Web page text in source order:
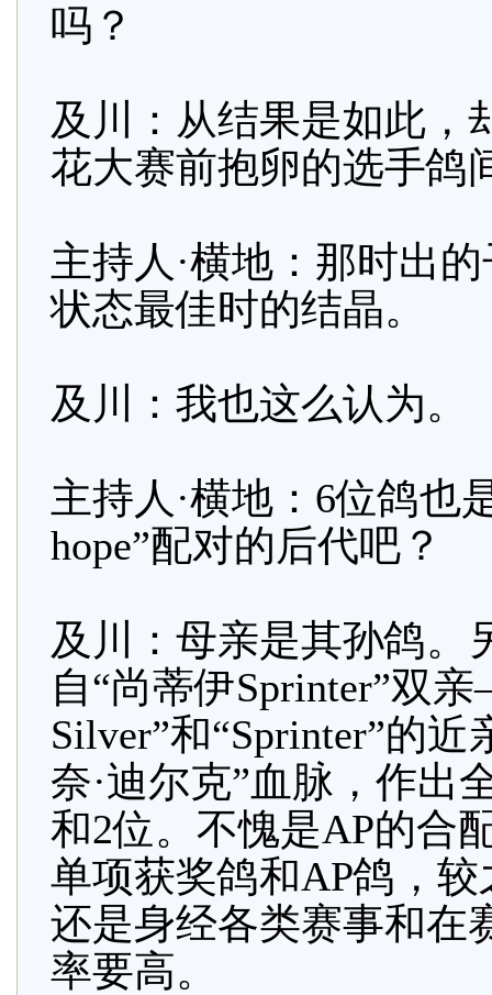
吗？
及川：从结果是如此，
花大赛前抱卵的选手鸽
主持人·横地：那时出
状态最佳时的结晶。
及川：我也这么认为。
主持人·横地：6位鸽也
hope”配对的后代吧？
及川：母亲是其孙鸽。
自“尚蒂伊Sprinter”双
Silver”和“Sprinter”的
奈·迪尔克”血脉，作出
和2位。不愧是AP的合
单项获奖鸽和AP鸽，
还是身经各类赛事和在
率要高。